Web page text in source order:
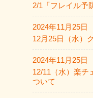
2/1「フレイル予
2024年11月25日
12月25日（水）
2024年11月25日
12/11（水）楽
ついて